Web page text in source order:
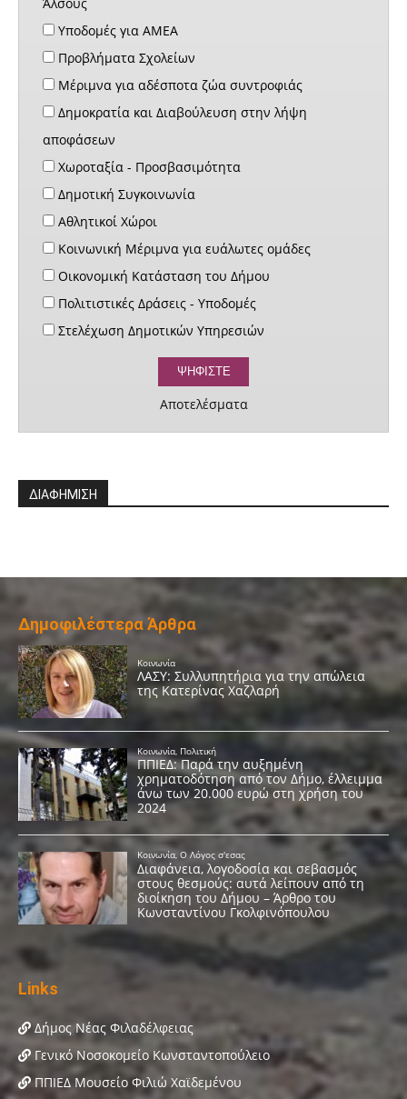
Υποδομές για ΑΜΕΑ
Προβλήματα Σχολείων
Μέριμνα για αδέσποτα ζώα συντροφιάς
Δημοκρατία και Διαβούλευση στην λήψη
αποφάσεων
Χωροταξία - Προσβασιμότητα
Δημοτική Συγκοινωνία
Αθλητικοί Χώροι
Κοινωνική Μέριμνα για ευάλωτες ομάδες
Οικονομική Κατάσταση του Δήμου
Πολιτιστικές Δράσεις - Υποδομές
Στελέχωση Δημοτικών Υπηρεσιών
Αποτελέσματα
ΔΙΑΦΗΜΙΣΗ
Δημοφιλέστερα Άρθρα
Links
Δήμος Νέας Φιλαδέλφειας
Γενικό Νοσοκομείο Κωνσταντοπούλειο
ΠΠΙΕΔ Μουσείο Φιλιώ Χαϊδεμένου